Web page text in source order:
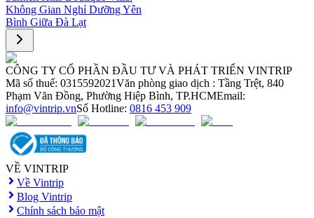
Không Gian Nghỉ Dưỡng Yên
Bình Giữa Đà Lạt
CÔNG TY CỔ PHẦN ĐẦU TƯ VÀ PHÁT TRIỂN VINTRIP
Mã số thuế: 0315592021Văn phòng giao dịch : Tầng Trệt, 840
Phạm Văn Đồng, Phường Hiệp Bình, TP.HCMEmail:
info@vintrip.vnSố Hotline: 0816 453 909
VỀ VINTRIP
Về Vintrip
Blog Vintrip
Chính sách bảo mật